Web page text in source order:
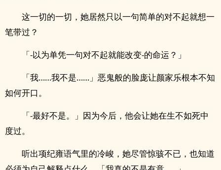
这一切的一切，她居然只以一句简单的对不起就想一
笔带过？
「-以为单凭一句对不起就能改变-的命运？」
「我……我不是……」恶鬼般的脸庞让颜家乐根本不知
如何开口。
「-最好不是。」因为今后，他会让她在生不如死中
度过。
听出项纪雍语气里的冷峻，她尽管惊骇不已，也知道